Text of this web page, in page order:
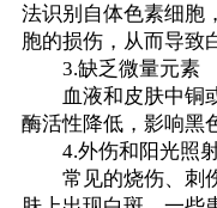
法识别自体色素细胞
胞的损伤，从而导致
3.缺乏微量元素
血液和皮肤中铜或
酶活性降低，影响黑
4.外伤和阳光照
常见的烧伤、刺伤